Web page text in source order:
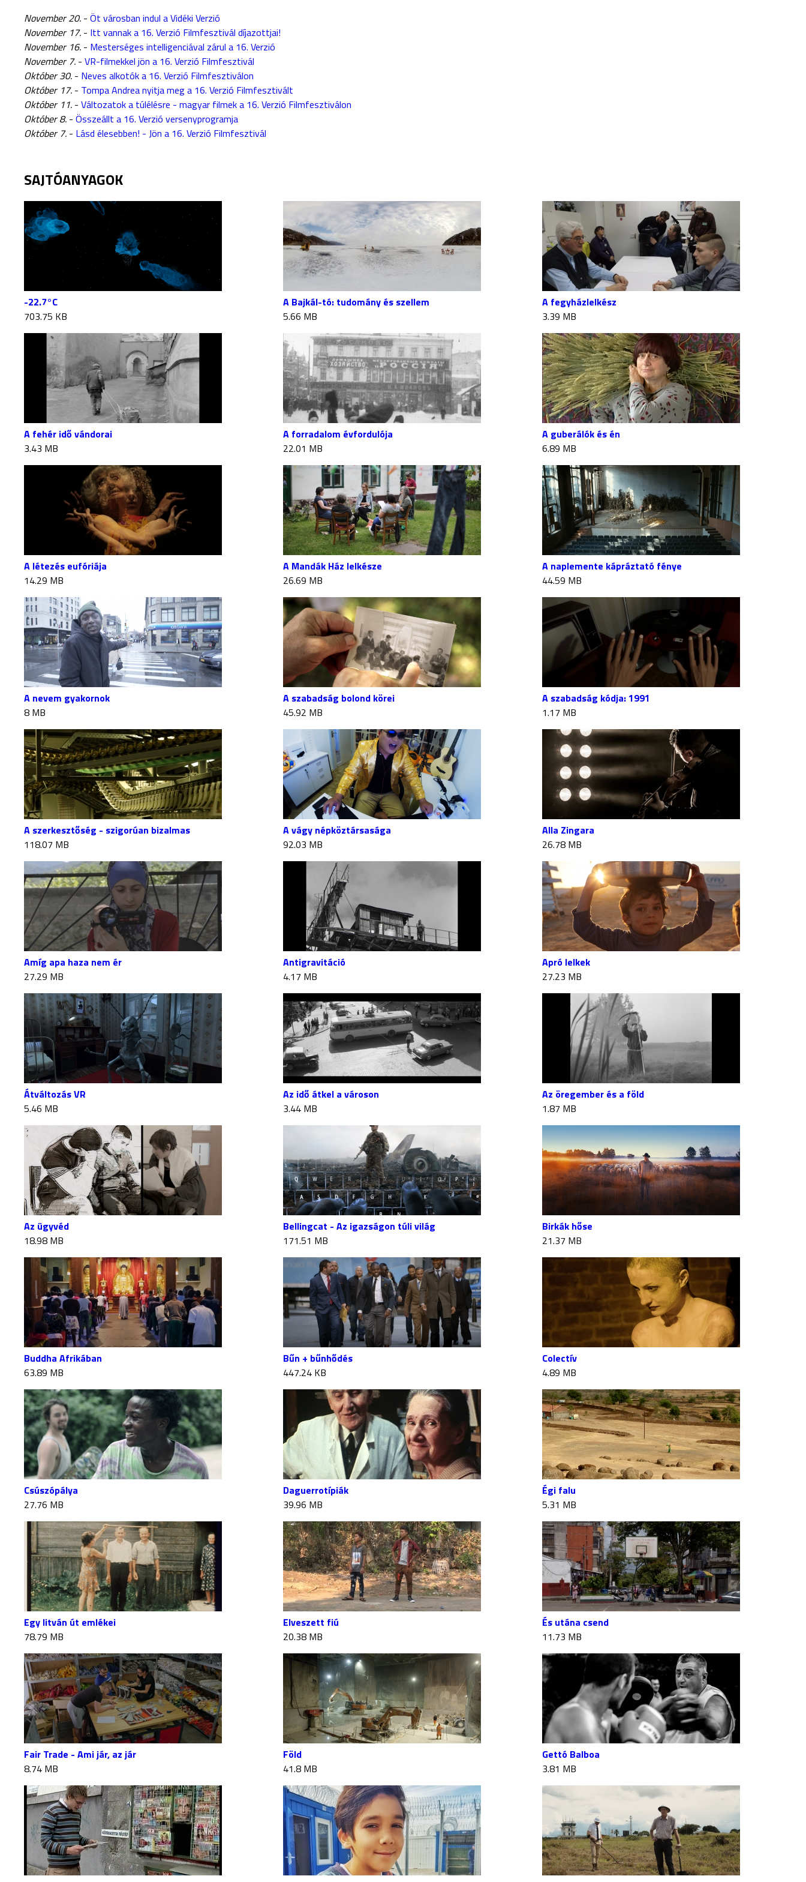
November 20. -Öt városban indul a Vidéki Verzió
November 17. - Itt vannak a 16. Verzió Filmfesztivál díjazottjai!
November 16. - Mesterséges intelligenciával zárul a 16. Verzió
November 7. -VR-filmekkel jön a 16. Verzió Filmfesztivál
Október 30. - Neves alkotók a 16. Verzió Filmfesztiválon
Október 17. - Tompa Andrea nyitja meg a 16. Verzió Filmfesztivált
Október 11. -Változatok a túlélésre - magyar filmek a 16. Verzió Filmfesztiválon
Október 8. -Összeállt a 16. Verzió versenyprogramja
Október 7. - Lásd élesebben! - Jön a 16. Verzió Filmfesztivál
SAJTÓANYAGOK
-22.7°C
703.75 KB
A Bajkál-tó: tudomány és szellem
5.66 MB
A fegyházlelkész
3.39 MB
A fehér idő vándorai
3.43 MB
A forradalom évfordulója
22.01 MB
A guberálók és én
6.89 MB
A létezés eufóriája
14.29 MB
A Mandák Ház lelkésze
26.69 MB
A naplemente kápráztató fénye
44.59 MB
A nevem gyakornok
8 MB
A szabadság bolond körei
45.92 MB
A szabadság kódja: 1991
1.17 MB
A szerkesztőség - szigorúan bizalmas
118.07 MB
A vágy népköztársasága
92.03 MB
Alla Zingara
26.78 MB
Amíg apa haza nem ér
27.29 MB
Antigravitáció
4.17 MB
Apró lelkek
27.23 MB
Átváltozás VR
5.46 MB
Az idő átkel a városon
3.44 MB
Az öregember és a föld
1.87 MB
Az ügyvéd
18.98 MB
Bellingcat - Az igazságon túli világ
171.51 MB
Birkák hőse
21.37 MB
Buddha Afrikában
63.89 MB
Bűn + bűnhődés
447.24 KB
Colectív
4.89 MB
Csúszópálya
27.76 MB
Daguerrotípiák
39.96 MB
Égi falu
5.31 MB
Egy litván út emlékei
78.79 MB
Elveszett fiú
20.38 MB
És utána csend
11.73 MB
Fair Trade - Ami jár, az jár
8.74 MB
Föld
41.8 MB
Gettó Balboa
3.81 MB